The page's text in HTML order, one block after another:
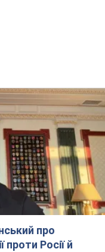
про
проти Росії й